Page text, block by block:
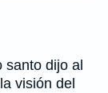
dijo al
visión del